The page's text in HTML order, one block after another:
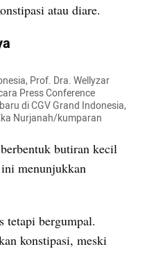
atau diare.
Prof. Dra. Wellyzar
Press Conference
di CGV Grand Indonesia,
Nurjanah/kumparan
butiran kecil
menunjukkan
tetapi bergumpal.
konstipasi, meski